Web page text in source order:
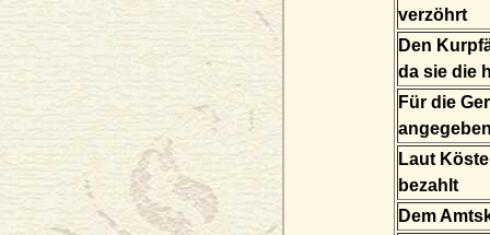
verzöhrt
Den
da sie die
Für die
Laut
bezahlt
Dem